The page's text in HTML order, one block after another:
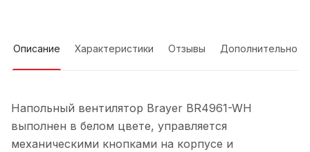
Описание Характеристики Отзывы Дополнительно
Напольный вентилятор Brayer BR4961-WH
выполнен в белом цвете, управляется
механическими кнопками на корпусе и